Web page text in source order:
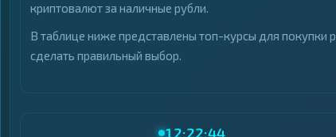
криптовалют за наличные рубли.
В таблице ниже представлены топ-курсы для
сделать правильный выбор.
12:22:44